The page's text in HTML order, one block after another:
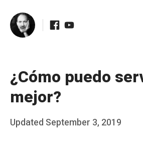
content
Facebook
Youtube
¿Cómo puedo
mejor?
Posted
Updated September 3, 2019
b